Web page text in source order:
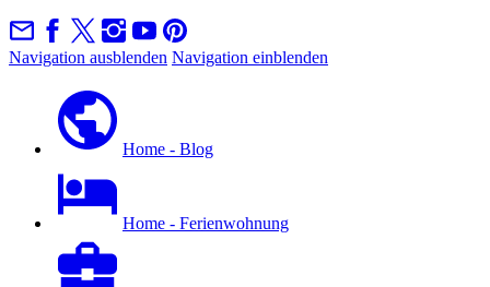
Navigation ausblenden Navigation einblenden
Home - Blog
Home - Ferienwohnung